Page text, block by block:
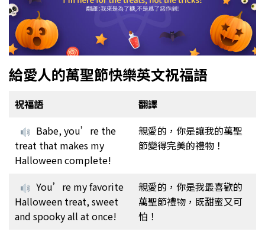
給愛人的萬聖節快樂英文祝福語
祝福語
翻譯
Babe, you’re the
treat that makes my
Halloween complete!
親愛的，你是讓我的萬聖
節變得完美的禮物！
You’re my favorite
Halloween treat, sweet
and spooky all at once!
親愛的，你是我最喜歡的
萬聖節禮物，既甜蜜又可
怕！